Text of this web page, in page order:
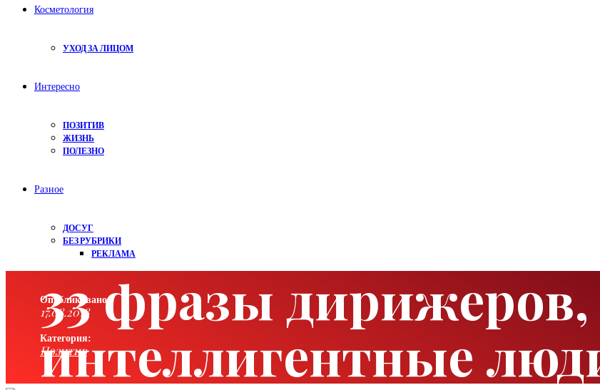
Косметология
УХОД ЗА ЛИЦОМ
Интересно
ПОЗИТИВ
ЖИЗНЬ
ПОЛЕЗНО
Разное
ДОСУГ
БЕЗ РУБРИКИ
РЕКЛАМА
33 фразы
интеллигентные
Опубликовано:
17.08.2018
Категория:
Позитив